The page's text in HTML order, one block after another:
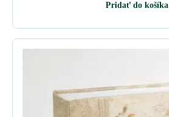
Pridať do košíka